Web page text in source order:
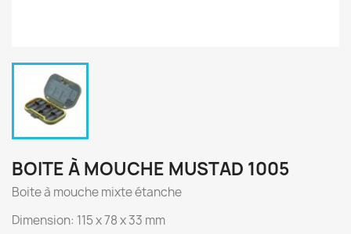
BOITE À MOUCHE MUSTAD 1005
Boite à mouche mixte étanche
Dimension: 115 x 78 x 33 mm